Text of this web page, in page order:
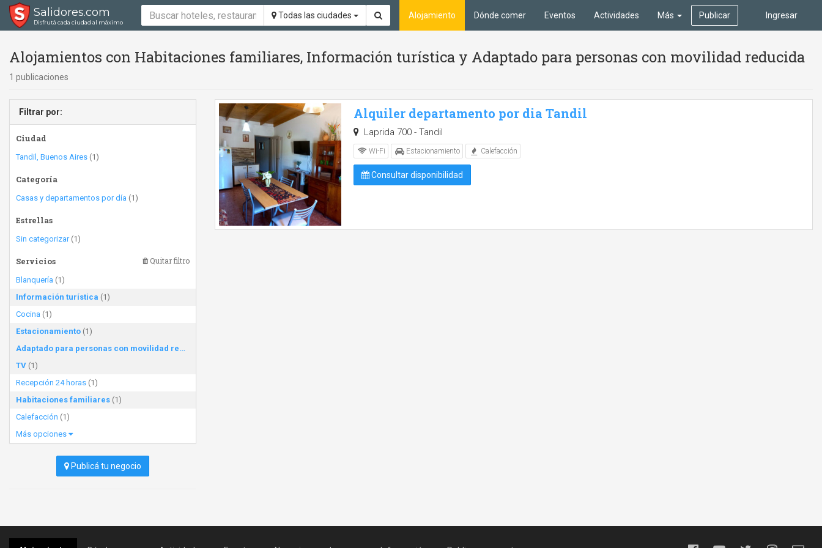
Salidores.com
Disfrutá cada ciudad al máximo
Todas las ciudades Ingresar
Alojamiento Dónde comer Eventos Actividades Más Publicar
Alojamientos con Habitaciones familiares, Información turística y Adaptado para personas con movilidad reducida
1 publicaciones
Filtrar por:
Ciudad
Tandil, Buenos Aires (1)
Categoría
Casas y departamentos por día (1)
Estrellas
Sin categorizar(1)
Servicios Quitar filtro
Blanquería (1)
Información turística (1)
Cocina (1)
Estacionamiento (1)
Adaptado para personas con movilidad reducida
TV (1)
Recepción 24 horas (1)
Habitaciones familiares (1)
Calefacción (1)
Más opciones
Publicá tu negocio
Alquiler departamento por dia Tandil
Laprida 700 - Tandil
Wi-Fi Estacionamiento Calefacción
Consultar disponibilidad